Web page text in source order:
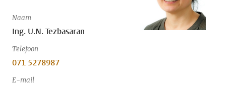
Naam
Ing. U.N. Tezbasaran
Telefoon
071 5278987
E-mail